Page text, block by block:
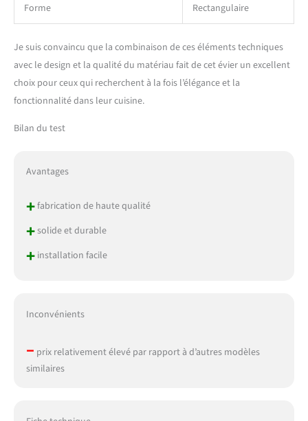
Forme Rectangulaire
Je suis convaincu que la combinaison de ces éléments techniques
avec le design et la qualité du matériau fait de cet évier un excellent
choix pour ceux qui recherchent à la fois l’élégance et la
fonctionnalité dans leur cuisine.
Bilan du test
Avantages
+fabrication de haute qualité
+solide et durable
+installation facile
Inconvénients
– prix relativement élevé par rapport à d’autres modèles
similaires